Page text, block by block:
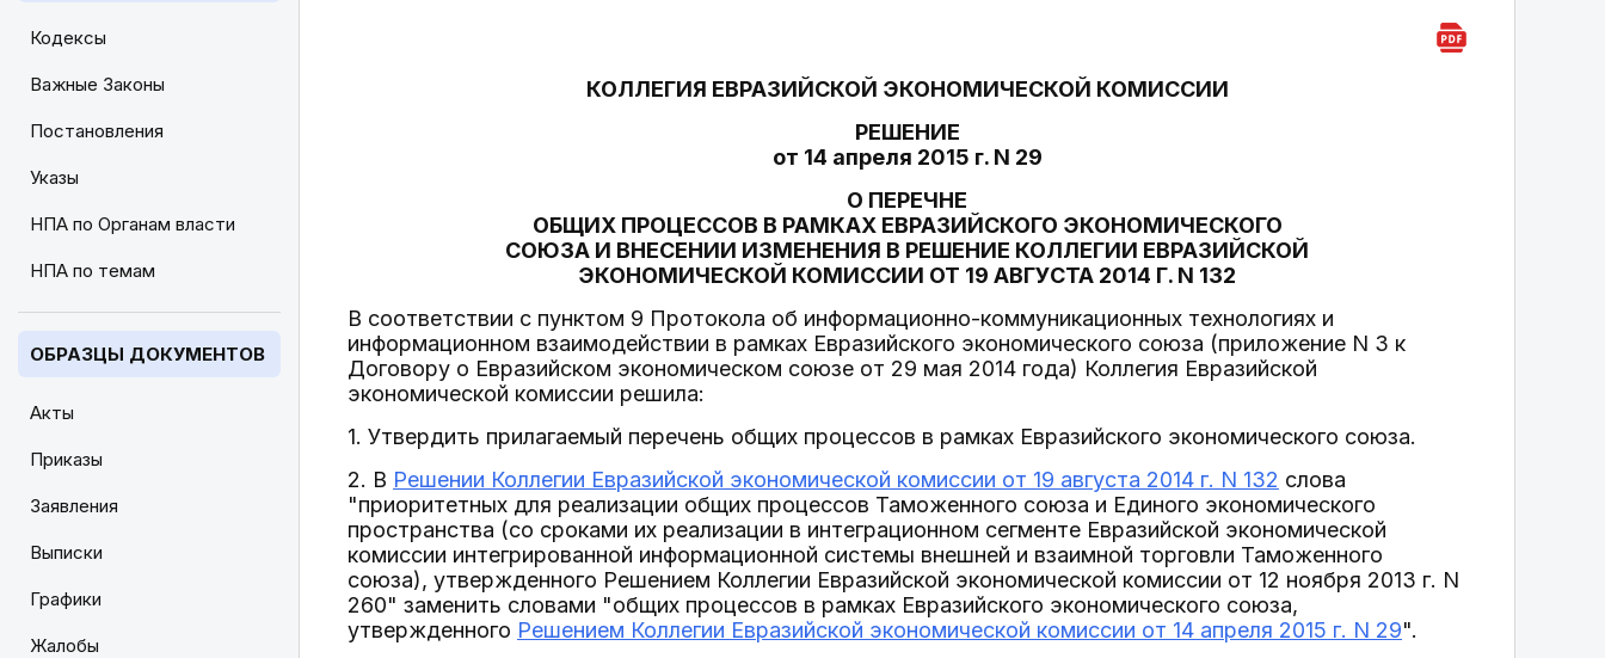
Кодексы
Важные Законы
Постановления
Указы
НПА по Органам власти
НПА по темам
ОБРАЗЦЫ ДОКУМЕНТОВ
Акты
Приказы
Заявления
Выписки
Графики
Жалобы
КОЛЛЕГИЯ ЕВРАЗИЙСКОЙ ЭКОНОМИЧЕСКОЙ КОМИССИИ
РЕШЕНИЕ
от 14 апреля 2015 г. N 29
О ПЕРЕЧНЕ
ОБЩИХ ПРОЦЕССОВ В РАМКАХ ЕВРАЗИЙСКОГО ЭКОНОМИЧЕСКОГО
СОЮЗА И ВНЕСЕНИИ ИЗМЕНЕНИЯ В РЕШЕНИЕ КОЛЛЕГИИ ЕВРАЗИЙСКОЙ
ЭКОНОМИЧЕСКОЙ КОМИССИИ ОТ 19 АВГУСТА 2014 Г. N 132
В соответствии с пунктом 9 Протокола об информационно-коммуникационных технологиях и
информационном взаимодействии в рамках Евразийского экономического союза (приложение N 3 к
Договору о Евразийском экономическом союзе от 29 мая 2014 года) Коллегия Евразийской
экономической комиссии решила:
1. Утвердить прилагаемый перечень общих процессов в рамках Евразийского экономического союза.
2. В Решении Коллегии Евразийской экономической комиссии от 19 августа 2014 г. N 132 слова
"приоритетных для реализации общих процессов Таможенного союза и Единого экономического
пространства (со сроками их реализации в интеграционном сегменте Евразийской экономической
комиссии интегрированной информационной системы внешней и взаимной торговли Таможенного
союза), утвержденного Решением Коллегии Евразийской экономической комиссии от 12 ноября 2013 г. N
260" заменить словами "общих процессов в рамках Евразийского экономического союза,
утвержденного Решением Коллегии Евразийской экономической комиссии от 14 апреля 2015 г. N 29".